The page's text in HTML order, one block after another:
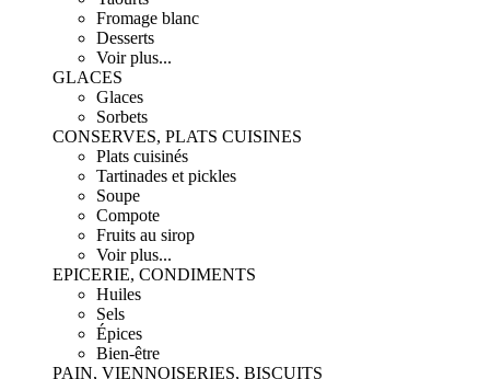
Fromage blanc
Desserts
Voir plus...
GLACES
Glaces
Sorbets
CONSERVES, PLATS CUISINES
Plats cuisinés
Tartinades et pickles
Soupe
Compote
Fruits au sirop
Voir plus...
EPICERIE, CONDIMENTS
Huiles
Sels
Épices
Bien-être
PAIN, VIENNOISERIES, BISCUITS